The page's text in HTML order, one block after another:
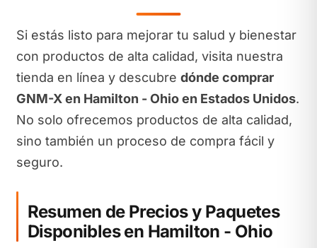
Si estás listo para mejorar tu salud y bienestar
con productos de alta calidad, visita nuestra
tienda en línea y descubre dónde comprar
GNM-X en Hamilton - Ohio en Estados Unidos.
No solo ofrecemos productos de alta calidad,
sino también un proceso de compra fácil y
seguro.
Resumen de Precios y Paquetes
Disponibles en Hamilton - Ohio